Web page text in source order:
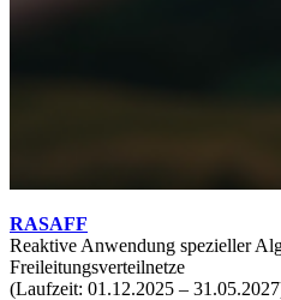
RASAFF
Reaktive Anwendung spezieller
Freileitungsverteilnetze
(Laufzeit: 01.12.2025 –